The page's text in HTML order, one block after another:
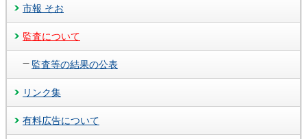
市報 そお
監査について
監査等の結果の公表
リンク集
有料広告について